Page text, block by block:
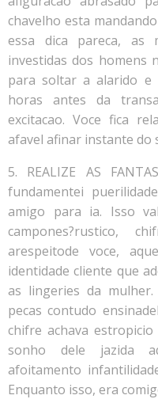
chavelho esta
essa dica pareca, as
investidas dos homens
para soltar a alarido e
horas antes da
excitacao. Voce fica
afavel afinar instante do
5. REALIZE AS
fundamentei
amigo para ia. Isso
campones?rustico,
arespeitode voce,
identidade cliente que
as lingeries da mulher.
pecas contudo
chifre achava
sonho dele jazida
afoitamento
Enquanto isso, era